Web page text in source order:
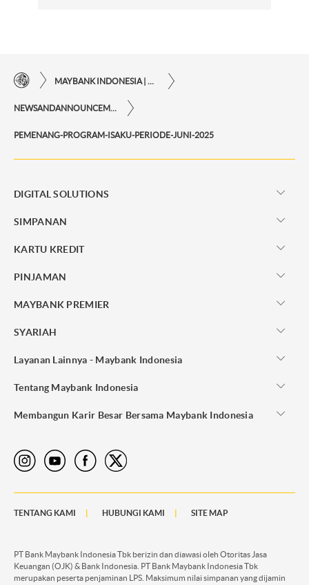
PEMENANG-PROGRAM-ISAKU-PERIODE-JUNI-2025
DIGITAL SOLUTIONS
SIMPANAN
KARTU KREDIT
PINJAMAN
MAYBANK PREMIER
SYARIAH
Layanan Lainnya - Maybank Indonesia
Tentang Maybank Indonesia
Membangun Karir Besar Bersama Maybank Indonesia
TENTANG KAMI HUBUNGI KAMI SITE MAP
PT Bank Maybank Indonesia Tbk berizin dan diawasi oleh Otoritas Jasa
Keuangan (OJK) & Bank Indonesia. PT Bank Maybank Indonesia Tbk
merupakan peserta penjaminan LPS. Maksimum nilai simpanan yang dijamin